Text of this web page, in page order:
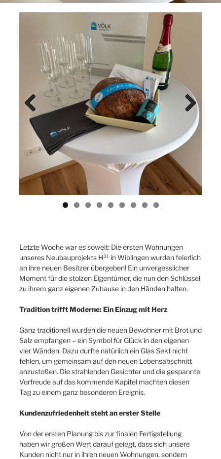
Previ
ous
Next
Letzte Woche war es soweit: Die ersten Wohnungen
unseres Neubauprojekts H³¹ in Wiblingen wurden feierlich
an ihre neuen Besitzer übergeben! Ein unvergesslicher
Moment für die stolzen Eigentümer, die nun den Schlüssel
zu ihrem ganz eigenen Zuhause in den Händen halten.
Tradition trifft Moderne: Ein Einzug mit Herz
Ganz traditionell wurden die neuen Bewohner mit Brot und
Salz empfangen – ein Symbol für Glück in den eigenen
vier Wänden. Dazu durfte natürlich ein Glas Sekt nicht
fehlen, um gemeinsam auf den neuen Lebensabschnitt
anzustoßen. Die strahlenden Gesichter und die gespannte
Vorfreude auf das kommende Kapitel machten diesen
Tag zu einem ganz besonderen Ereignis.
Kundenzufriedenheit steht an erster Stelle
Von der ersten Planung bis zur finalen Fertigstellung
haben wir großen Wert darauf gelegt, dass sich unsere
Kunden nicht nur in ihren neuen Wohnungen, sondern